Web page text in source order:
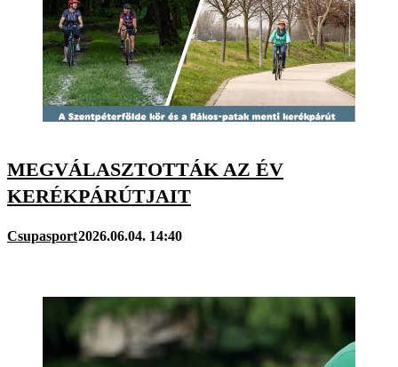
MEGVÁLASZTOTTÁK AZ ÉV
KERÉKPÁRÚTJAIT
Csupasport2026.06.04. 14:40